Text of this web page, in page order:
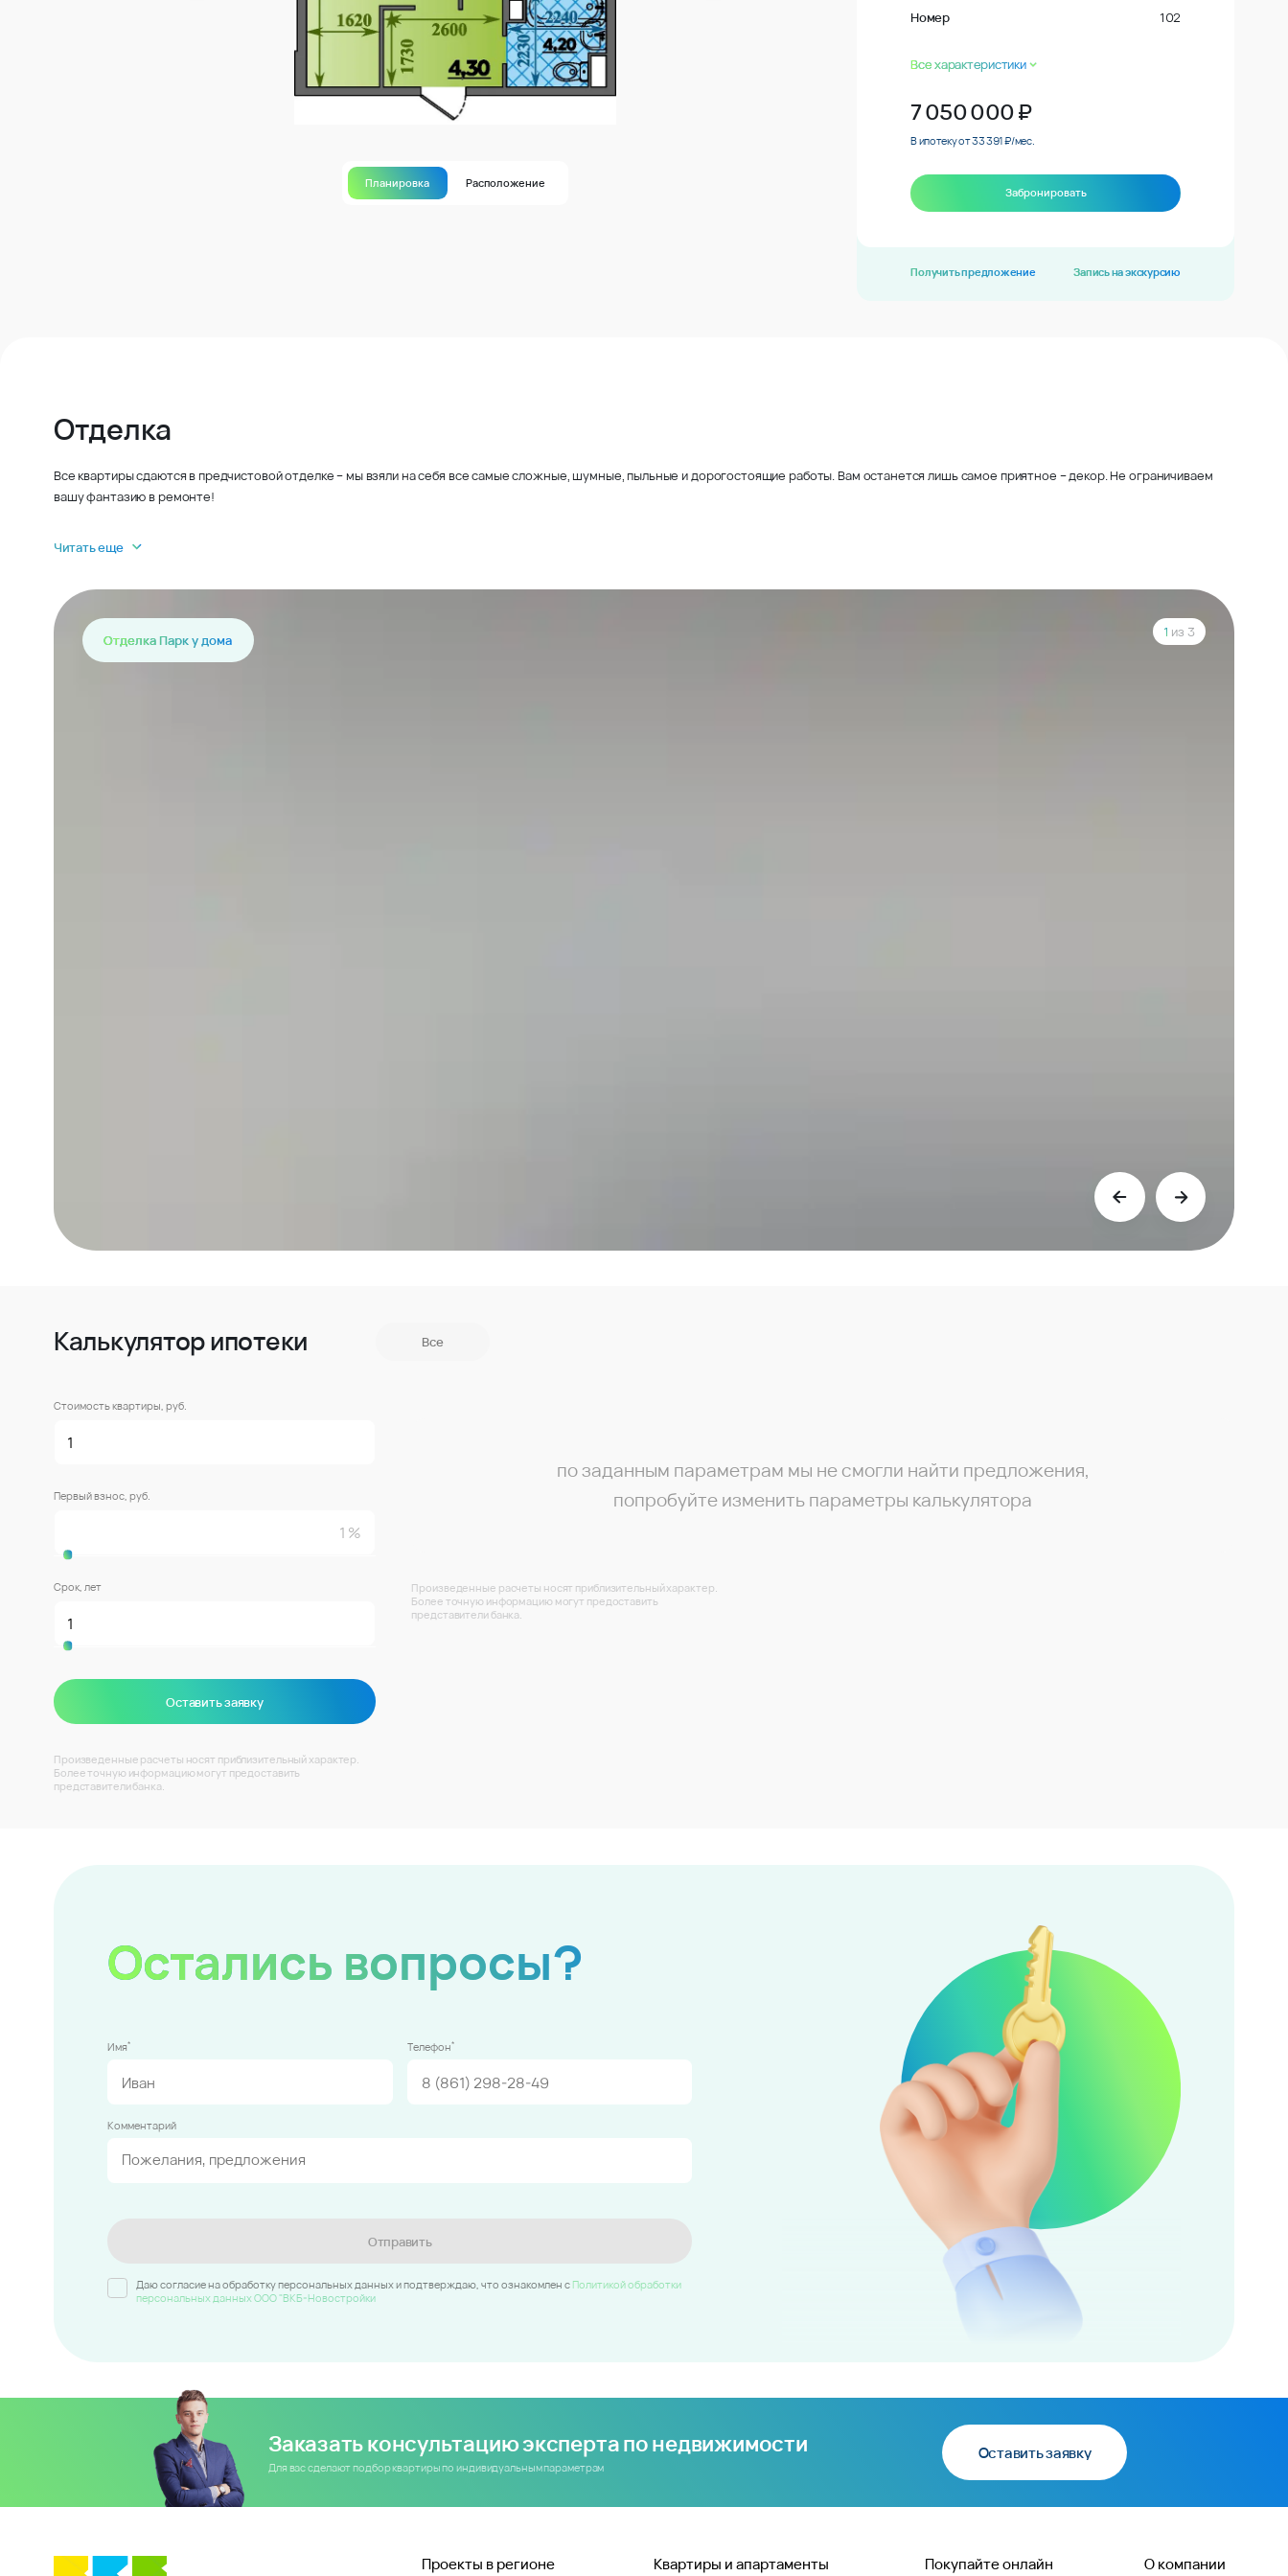
Планировка Расположение
Номер 102
Все характеристики
7 050 000₽
В ипотеку от 33 391 ₽/мес.
Забронировать
Получить предложение Запись на экскурсию
Отделка
Все квартиры сдаются в предчистовой отделке – мы взяли на себя все самые сложные, шумные, пыльные и дорогостоящие работы. Вам останется лишь самое приятное – декор. Не ограничиваем
вашу фантазию в ремонте!
Читать еще
Отделка Парк у дома
1 из 3
Калькулятор ипотеки Все
Стоимость квартиры, руб.
Первый взнос, руб.
Срок, лет
Оставить заявку
Произведенные расчеты носят приблизительный характер.
Более точную информацию могут предоставить
представители банка.
по заданным параметрам мы не смогли найти предложения,
попробуйте изменить параметры калькулятора
Произведенные расчеты носят приблизительный характер.
Более точную информацию могут предоставить
представители банка.
Остались вопросы?
Имя* Телефон*
Комментарий
Отправить
Даю согласие на обработку персональных данных и подтверждаю, что ознакомлен c Политикой обработки
персональных данных ООО "ВКБ-Новостройки
Заказать консультацию эксперта по недвижимости
Для вас сделают подбор квартиры по индивидуальным параметрам
Оставить заявку
Проекты в регионе Квартиры и апартаменты Покупайте онлайн О компании